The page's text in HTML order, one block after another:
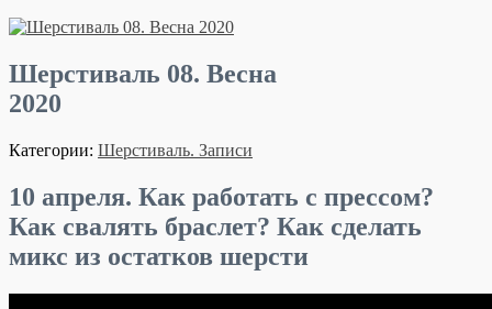
Шерстиваль 08. Весна
2020
Категории: Шерстиваль. Записи
10 апреля. Как работать с прессом?
Как свалять браслет? Как сделать
микс из остатков шерсти